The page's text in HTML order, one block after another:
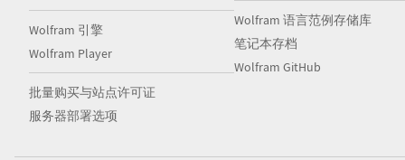
Wolfram 引擎
Wolfram Player
批量购买与站点许可证
服务器部署选项
Wolfram 语言范例存储库
笔记本存档
Wolfram GitHub